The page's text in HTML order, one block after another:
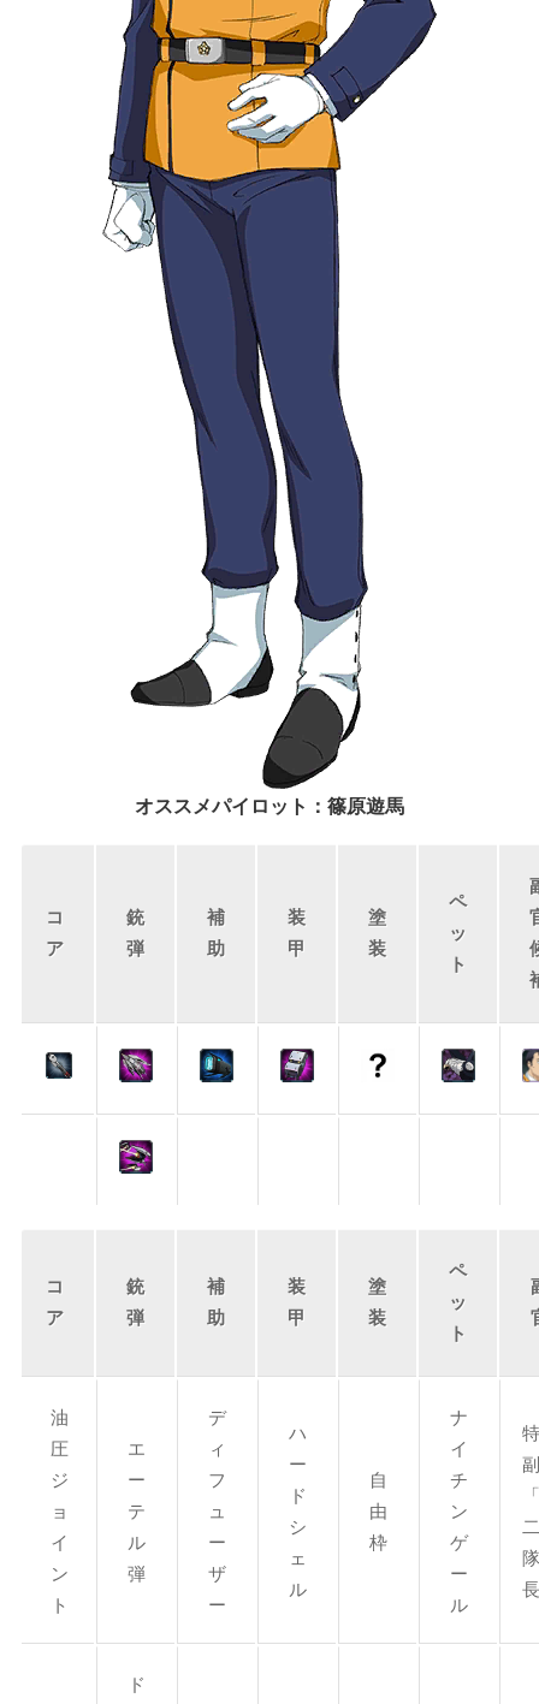
オススメパイロット：篠原遊馬
コ
ア
銃
弾
補
助
装
甲
塗
装
ペ
ッ
ト
コ
ア
銃
弾
補
助
装
甲
塗
装
ペ
ッ
ト
油
圧
ジ
ョ
イ
ン
ト
エ
ー
テ
ル
弾
デ
ィ
フ
ュ
ー
ザ
ー
ハ
ー
ド
シ
ェ
ル
自
由
枠
ナ
イ
チ
ン
ゲ
ー
ル
ド